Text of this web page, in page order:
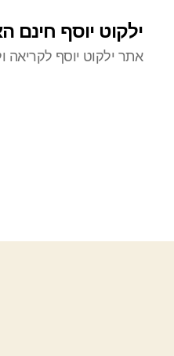
ילקוט יוסף
אתר ילקוט יוסף לקריאה